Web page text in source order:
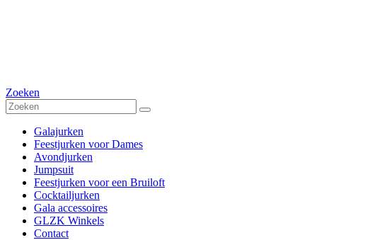
Zoeken
Galajurken
Feestjurken voor Dames
Avondjurken
Jumpsuit
Feestjurken voor een Bruiloft
Cocktailjurken
Gala accessoires
GLZK Winkels
Contact